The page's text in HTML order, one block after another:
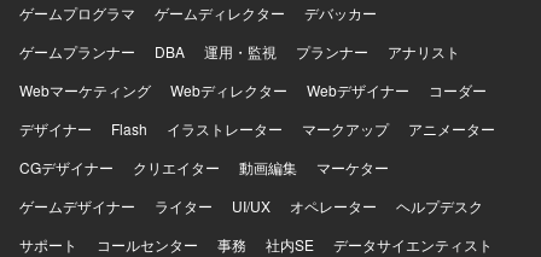
ゲームプログラマ
ゲームディレクター
デバッカー
ゲームプランナー
DBA 運用・監視 プランナー
アナリスト
Webマーケティング
Webディレクター Webデザイナー
コーダー
デザイナー
Flash イラストレーター マークアップ
アニメーター
CGデザイナー
クリエイター 動画編集
マーケター
ゲームデザイナー
ライター UI/UX オペレーター
ヘルプデスク
サポート
コールセンター 事務 社内SE
データサイエンティスト